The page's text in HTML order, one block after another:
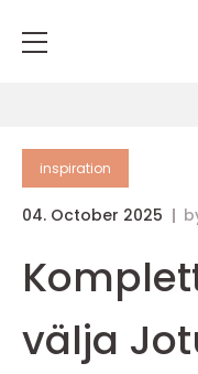
inspiration
04. October 2025
välja